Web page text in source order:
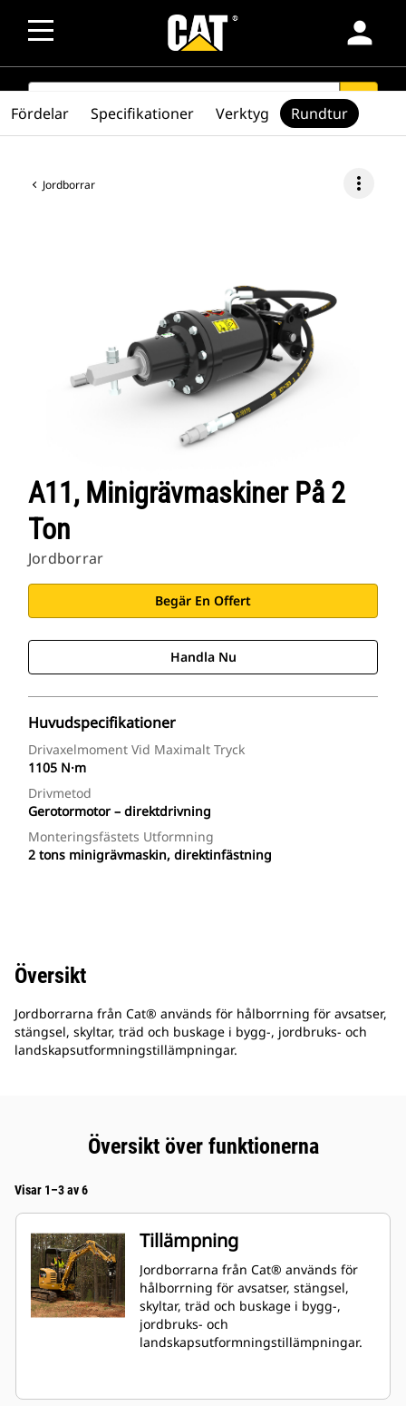
person
SEARCH search
Jordborrar more_vert
A11, Minigrävmaskiner På 2
Ton
Jordborrar
Begär En Offert
Handla Nu
Huvudspecifikationer
Drivaxelmoment Vid Maximalt Tryck
1105 N·m
Drivmetod
Gerotormotor – direktdrivning
Monteringsfästets Utformning
2 tons minigrävmaskin, direktinfästning
Fördelar Specifikationer Verktyg Rundtur
Översikt
Jordborrarna från Cat® används för hålborrning för avsatser,
stängsel, skyltar, träd och buskage i bygg-, jordbruks- och
landskapsutformningstillämpningar.
Översikt över funktionerna
Visar 1–3 av 6
Tillämpning
Jordborrarna från Cat® används för
hålborrning för avsatser, stängsel,
skyltar, träd och buskage i bygg-,
jordbruks- och
landskapsutformningstillämpningar.